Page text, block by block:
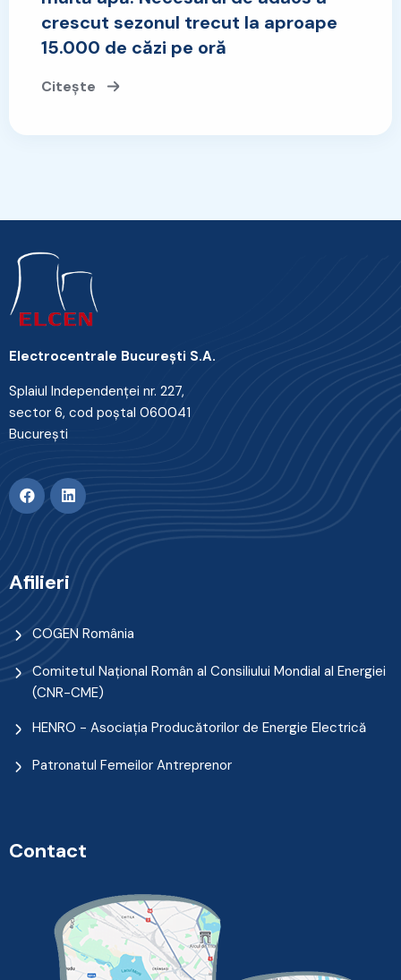
crescut sezonul trecut la aproape
15.000 de căzi pe oră
Citește
Electrocentrale Bucureşti S.A.
Splaiul Independenţei nr. 227,
sector 6, cod poştal 060041
Bucureşti
Afilieri
COGEN România
Comitetul Naţional Român al Consiliului Mondial al Energiei
(CNR-CME)
HENRO - Asociația Producătorilor de Energie Electrică
Patronatul Femeilor Antreprenor
Contact